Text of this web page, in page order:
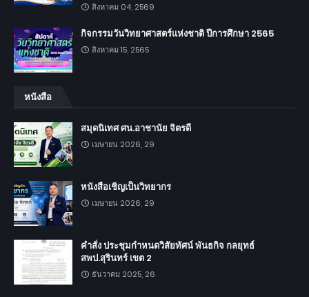
สิงหาคม 04, 2569
กิจกรรมวันวิทยาศาสตร์แห่งชาติ ปีการศึกษา 2565
สิงหาคม 15, 2565
หนังสือ
สมุดนิเทศ ศน.อาชานัย จิตรดี
เมษายน 2026, 29
หนังสือเชิญเป็นวิทยากร
เมษายน 2026, 29
คำสั่ง ประชุมกำหนดวิสัยทัศน์ พันธกิจ กลยุทธ์
สพป.สุรินทร์ เขต 2
ธันวาคม 2025, 26